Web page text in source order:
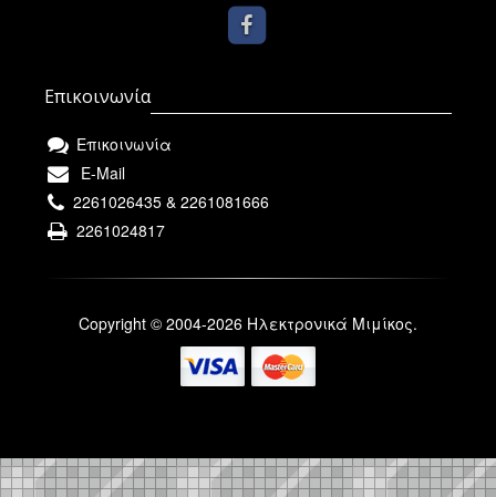
Επικοινωνία
Επικοινωνία
E-Mail
2261026435 & 2261081666
2261024817
Copyright © 2004-2026 Ηλεκτρονικά Μιμίκος.